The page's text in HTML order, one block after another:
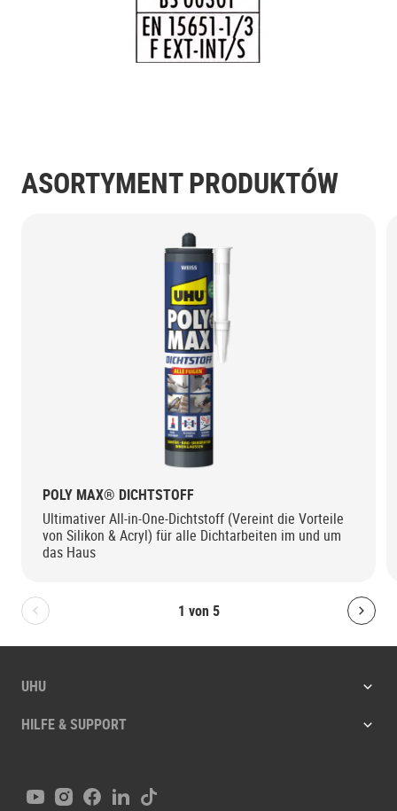
ASORTYMENT PRODUKTÓW
1 von 5
Bolton.General.PreviousSlide
POLY MAX® DICHTSTOFF
Ultimativer All-in-One-Dichtstoff (Vereint die Vorteile
von Silikon & Acryl) für alle Dichtarbeiten im und um
das Haus
UHU
HILFE & SUPPORT